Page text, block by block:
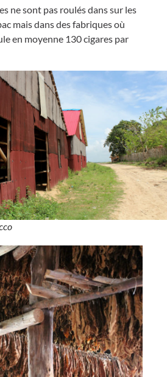
ne sont pas roulés dans sur les
mais dans des fabriques où
en moyenne 130 cigares par